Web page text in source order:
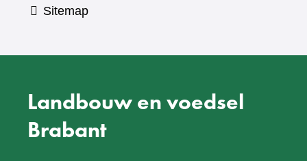
Sitemap
Landbouw en voedsel
Brabant